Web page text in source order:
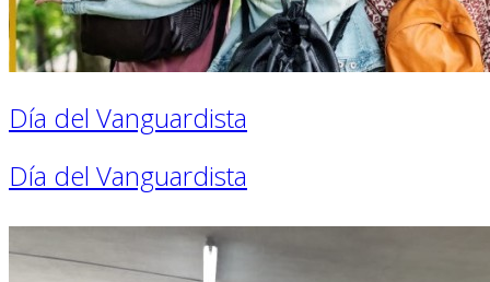
Día del Vanguardista
Día del Vanguardista